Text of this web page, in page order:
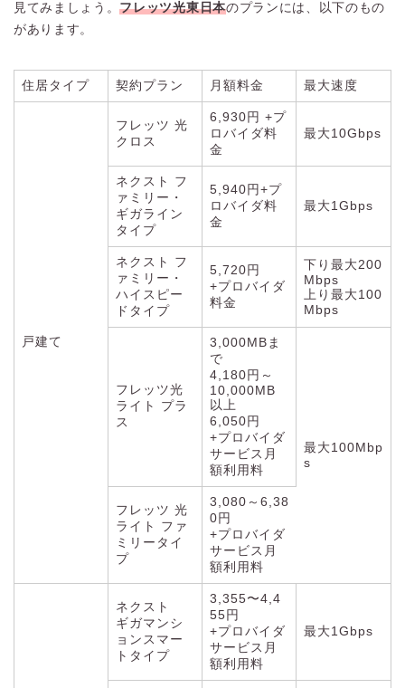
見てみましょう。フレッツ光東日本のプランには、以下のもの
があります。
住居タイプ 契約プラン 月額料金 最大速度
戸建て
フレッツ 光
クロス
6,930円 +プ
ロバイダ料
金
最大10Gbps
ネクスト フ
ァミリー・
ギガライン
タイプ
5,940円+プ
ロバイダ料
金
最大1Gbps
ネクスト フ
ァミリー・
ハイスピー
ドタイプ
5,720円
+プロバイダ
料金
下り最大200
Mbps
上り最大100
Mbps
フレッツ光
ライト プラ
ス
3,000MBま
で
4,180円～
10,000MB
以上
6,050円
+プロバイダ
サービス月
額利用料
最大100Mbp
s
フレッツ 光
ライト ファ
ミリータイ
プ
3,080～6,38
0円
+プロバイダ
サービス月
額利用料
ネクスト
ギガマンシ
ョンスマー
トタイプ
3,355〜4,4
55円
+プロバイダ
サービス月
額利用料
最大1Gbps